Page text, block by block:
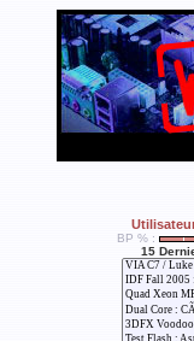
BP % :
15